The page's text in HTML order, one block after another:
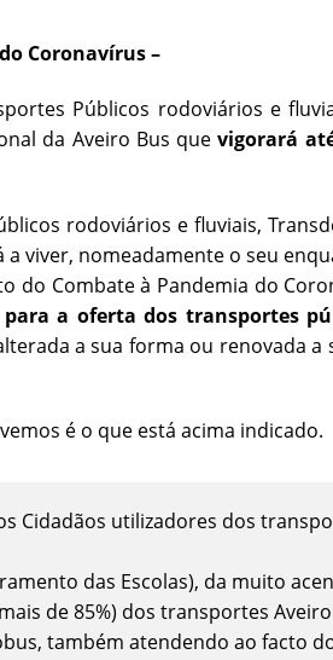
Coronavírus –
Públicos rodoviários e
da Aveiro Bus quevigorará
rodoviários e fluviais,
viver, nomeadamente o seu
do Combate à Pandemia do
a oferta dos transportes
a sua forma ou renovada a
é o que está acima indicado.
Cidadãos utilizadores dos
das Escolas), da muito
de 85%) dos transportes
também atendendo ao facto